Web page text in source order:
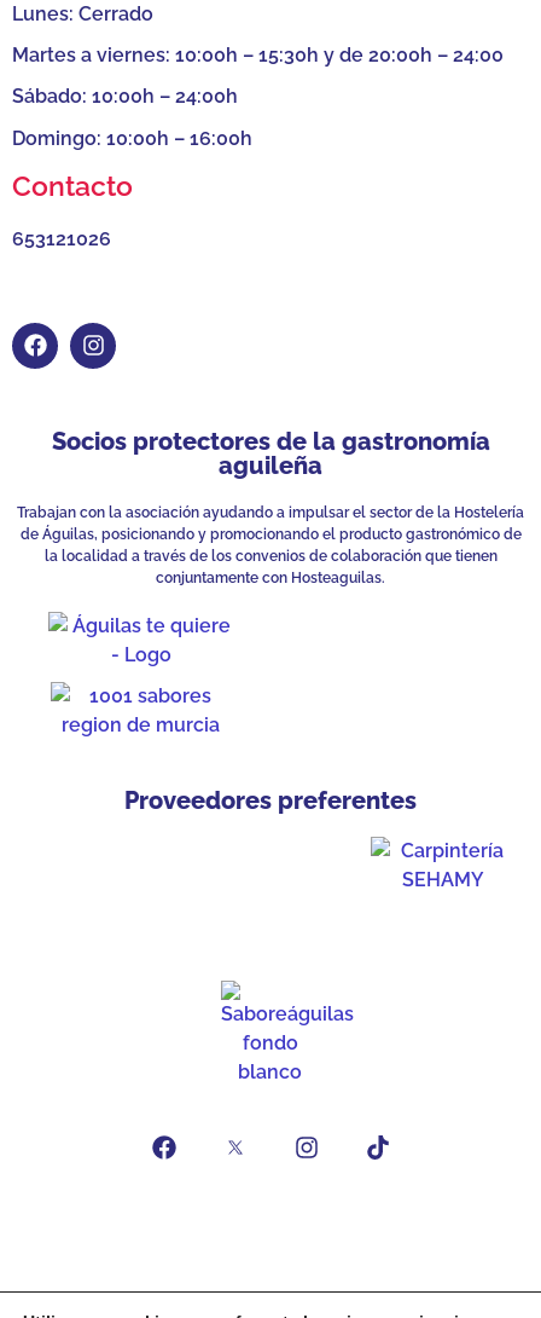
Lunes: Cerrado
Martes a viernes: 10:00h – 15:30h y de 20:00h – 24:00
Sábado: 10:00h – 24:00h
Domingo: 10:00h – 16:00h
Contacto
653121026
Socios protectores de la gastronomía
aguileña
Trabajan con la asociación ayudando a impulsar el sector de la Hostelería
de Águilas, posicionando y promocionando el producto gastronómico de
la localidad a través de los convenios de colaboración que tienen
conjuntamente con Hosteaguilas.
Proveedores preferentes
Asóciate